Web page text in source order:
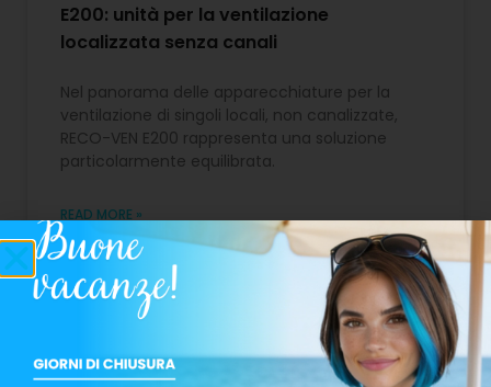
E200: unità per la ventilazione
localizzata senza canali
Nel panorama delle apparecchiature per la
ventilazione di singoli locali, non canalizzate,
RECO-VEN E200 rappresenta una soluzione
particolarmente equilibrata.
READ MORE »